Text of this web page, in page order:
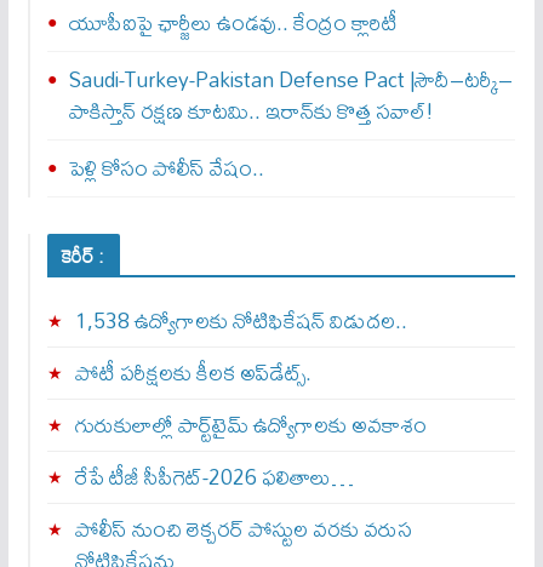
యూపీఐపై ఛార్జీలు ఉండవు.. కేంద్రం క్లారిటీ
Saudi-Turkey-Pakistan Defense Pact |సౌదీ–టర్కీ–
పాకిస్తాన్ రక్షణ కూటమి.. ఇరాన్‌కు కొత్త సవాల్!
పెళ్లి కోసం పోలీస్ వేషం..
కెరీర్ :
1,538 ఉద్యోగాలకు నోటిఫికేషన్ విడుదల..
పోటీ పరీక్షలకు కీలక అప్‌డేట్స్.
గురుకులాల్లో పార్ట్‌టైమ్ ఉద్యోగాలకు అవకాశం
రేపే టీజీ సీపీగెట్‌-2026 ఫలితాలు…
పోలీస్ నుంచి లెక్చరర్ పోస్టుల వరకు వరుస